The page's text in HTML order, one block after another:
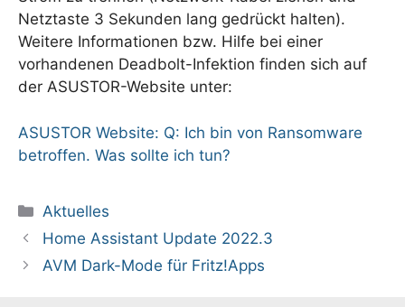
Netztaste 3 Sekunden lang gedrückt halten).
Weitere Informationen bzw. Hilfe bei einer
vorhandenen Deadbolt-Infektion finden sich auf
der ASUSTOR-Website unter:
ASUSTOR Website: Q: Ich bin von Ransomware
betroffen. Was sollte ich tun?
Kategorien
Aktuelles
Home Assistant Update 2022.3
AVM Dark-Mode für Fritz!Apps